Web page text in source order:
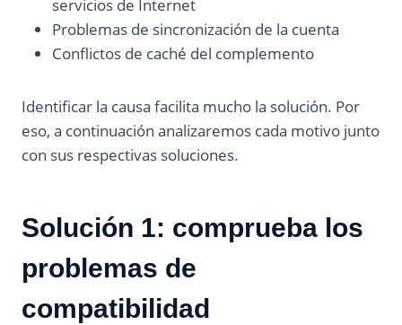
servicios de Internet
Problemas de sincronización de la cuenta
Conflictos de caché del complemento
Identificar la causa facilita mucho la solución. Por
eso, a continuación analizaremos cada motivo junto
con sus respectivas soluciones.
Solución 1: comprueba los
problemas de
compatibilidad